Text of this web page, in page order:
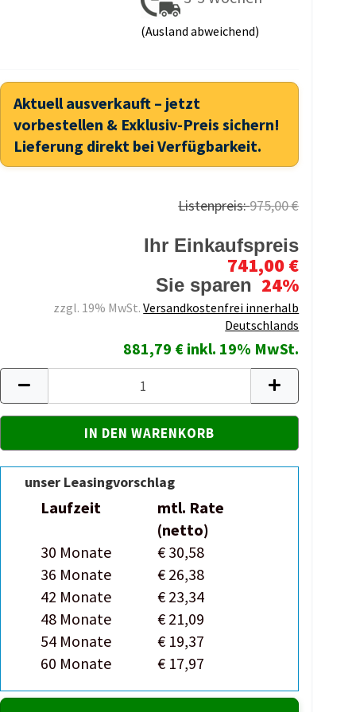
(Ausland abweichend)
Aktuell ausverkauft – jetzt
vorbestellen & Exklusiv-Preis sichern!
Lieferung direkt bei Verfügbarkeit.
Listenpreis:975,00 €
Ihr Einkaufspreis
741,00 €
Sie sparen 24%
zzgl. 19% MwSt.Versandkostenfrei innerhalb
Deutschlands
881,79 € inkl. 19% MwSt.
unser Leasingvorschlag
Laufzeit
mtl. Rate
(netto)
30 Monate
€ 30,58
36 Monate
€ 26,38
42 Monate
€ 23,34
48 Monate
€ 21,09
54 Monate
€ 19,37
60 Monate
€ 17,97